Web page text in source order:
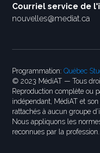
Courriel service de
nouvelles@mediat.ca
Programmation: Québec
© 2023 MédiAT — Tous
Reproduction complète ou
indépendant, MédiAT et
rattachés à aucun groupe
Nous appliquons les
reconnues par la profession.